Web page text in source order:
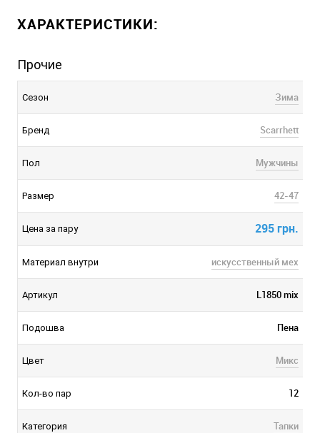
ХАРАКТЕРИСТИКИ:
Прочие
Сезон Зима
Бренд Scarrhett
Пол Мужчины
Размер 42-47
Цена за пару 295 грн.
Материал внутри искусственный мех
Артикул L1850 mix
Подошва Пена
Цвет Микс
Кол-во пар 12
Категория Тапки